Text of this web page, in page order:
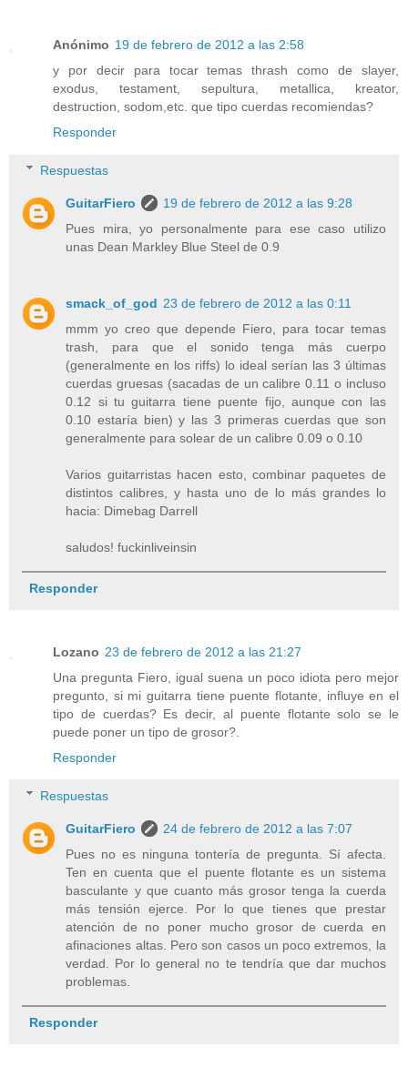
Anónimo 19 de febrero de 2012 a las 2:58
y por decir para tocar temas thrash como de slayer,
exodus, testament, sepultura, metallica, kreator,
destruction, sodom,etc. que tipo cuerdas recomiendas?
Responder
Respuestas
GuitarFiero
19 de febrero de 2012 a las 9:28
Pues mira, yo personalmente para ese caso utilizo
unas Dean Markley Blue Steel de 0.9
smack_of_god 23 de febrero de 2012 a las 0:11
mmm yo creo que depende Fiero, para tocar temas
trash, para que el sonido tenga más cuerpo
(generalmente en los riffs) lo ideal serían las 3 últimas
cuerdas gruesas (sacadas de un calibre 0.11 o incluso
0.12 si tu guitarra tiene puente fijo, aunque con las
0.10 estaría bien) y las 3 primeras cuerdas que son
generalmente para solear de un calibre 0.09 o 0.10
Varios guitarristas hacen esto, combinar paquetes de
distintos calibres, y hasta uno de lo más grandes lo
hacia: Dimebag Darrell
saludos! fuckinliveinsin
Responder
Lozano 23 de febrero de 2012 a las 21:27
Una pregunta Fiero, igual suena un poco idiota pero mejor
pregunto, si mi guitarra tiene puente flotante, influye en el
tipo de cuerdas? Es decir, al puente flotante solo se le
puede poner un tipo de grosor?.
Responder
Respuestas
GuitarFiero
24 de febrero de 2012 a las 7:07
Pues no es ninguna tontería de pregunta. Sí afecta.
Ten en cuenta que el puente flotante es un sistema
basculante y que cuanto más grosor tenga la cuerda
más tensión ejerce. Por lo que tienes que prestar
atención de no poner mucho grosor de cuerda en
afinaciones altas. Pero son casos un poco extremos, la
verdad. Por lo general no te tendría que dar muchos
problemas.
Responder